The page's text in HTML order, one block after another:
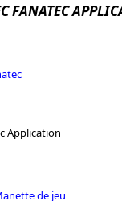
FANATEC
Application
de jeu